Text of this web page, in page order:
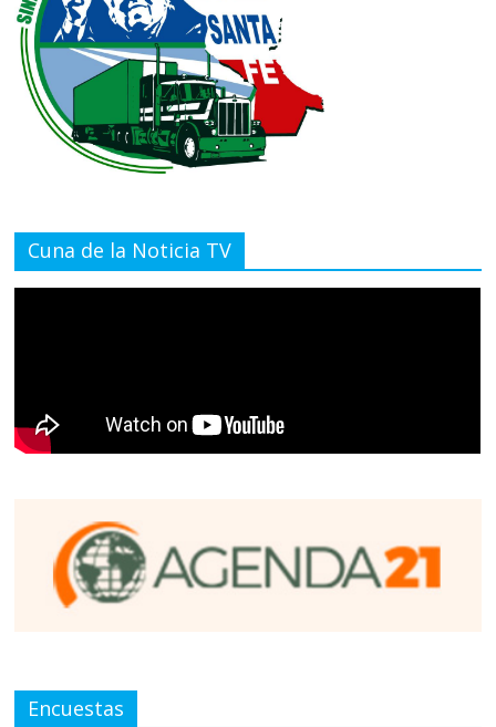
Cuna de la Noticia TV
Encuestas